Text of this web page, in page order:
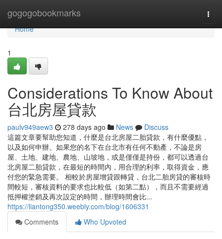
gogogobookmarks
Home
Home
1
Considerations To Know About
台北房屋貸款
paulv949aew3 278 days ago News
Discuss
這篇文章要幫助您知道，什麼是台北房屋二胎貸款，有什麼優點，
以及如何申辦。如果您的名下在台北市有任何不動產，不論是房
屋、土地、建地、農地、山坡地，或是僅僅是持份，都可以透過台
北房屋二胎貸款，在最短的時間內，用合理的利率，取得資金，應
付您的緊急需要。 相較於房屋增貸跟轉貸，台北二胎房貸的審核時
間較短，審核資料的要求也比較低（如第二點），而且不需要經過
抵押權塗銷及再次設定的時間，辦理時間會比...
https://liantong350.weebly.com/blog/1606331
Comments
Who Upvoted